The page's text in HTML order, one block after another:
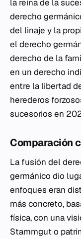
la reina de la
derecho
del linaje y la
el derecho
derecho de la
en un derecho
entre la libertad
herederos
sucesorios en
Comparación
La fusión del
germánico dio
enfoques eran
más concreto,
física, con una
Stammgut o